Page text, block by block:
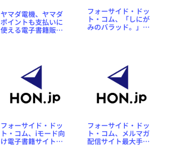
ヤマダ電機、ヤマダ
ポイントも支払いに
使える電子書籍販売
フォーサイド・ドッ
ト・コム、「しにが
みのバラッド。」の
フォーサイド・ドッ
ト・コム、iモード向
け電子書籍サイト「i
フォーサイド・ドッ
ト・コム、メルマガ
配信サイト最大手